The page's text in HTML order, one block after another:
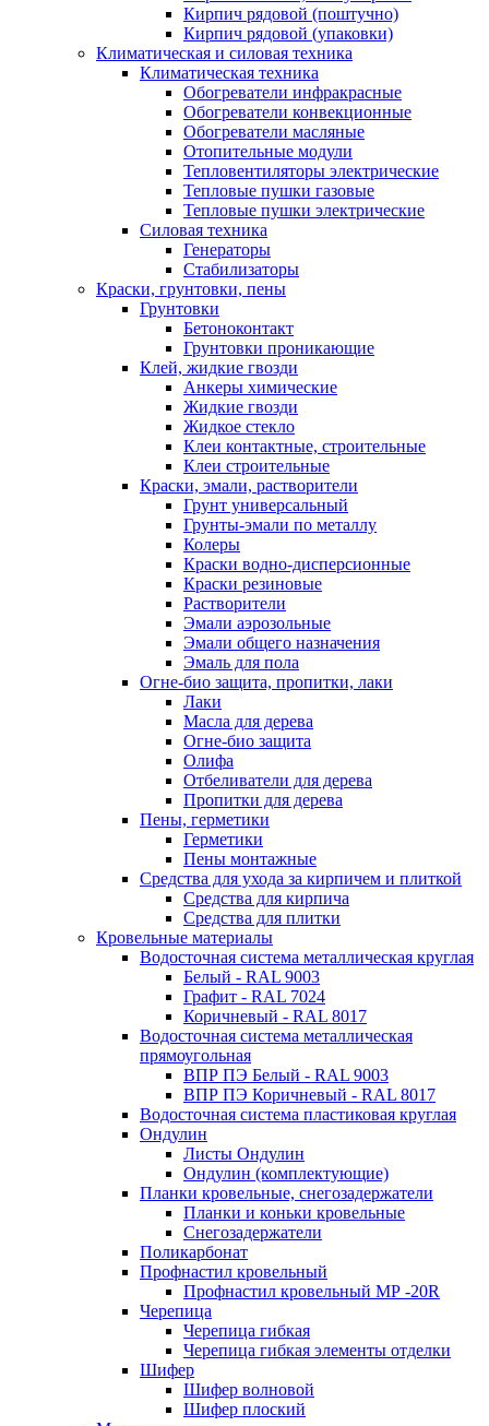
Кирпич рядовой (поштучно)
Кирпич рядовой (упаковки)
Климатическая и силовая техника
Климатическая техника
Обогреватели инфракрасные
Обогреватели конвекционные
Обогреватели масляные
Отопительные модули
Тепловентиляторы электрические
Тепловые пушки газовые
Тепловые пушки электрические
Силовая техника
Генераторы
Стабилизаторы
Краски, грунтовки, пены
Грунтовки
Бетоноконтакт
Грунтовки проникающие
Клей, жидкие гвозди
Анкеры химические
Жидкие гвозди
Жидкое стекло
Клеи контактные, строительные
Клеи строительные
Краски, эмали, растворители
Грунт универсальный
Грунты-эмали по металлу
Колеры
Краски водно-дисперсионные
Краски резиновые
Растворители
Эмали аэрозольные
Эмали общего назначения
Эмаль для пола
Огне-био защита, пропитки, лаки
Лаки
Масла для дерева
Огне-био защита
Олифа
Отбеливатели для дерева
Пропитки для дерева
Пены, герметики
Герметики
Пены монтажные
Средства для ухода за кирпичем и плиткой
Средства для кирпича
Средства для плитки
Кровельные материалы
Водосточная система металлическая круглая
Белый - RAL 9003
Графит - RAL 7024
Коричневый - RAL 8017
Водосточная система металлическая
прямоугольная
ВПР ПЭ Белый - RAL 9003
ВПР ПЭ Коричневый - RAL 8017
Водосточная система пластиковая круглая
Ондулин
Листы Ондулин
Ондулин (комплектующие)
Планки кровельные, снегозадержатели
Планки и коньки кровельные
Снегозадержатели
Поликарбонат
Профнастил кровельный
Профнастил кровельный МР -20R
Черепица
Черепица гибкая
Черепица гибкая элементы отделки
Шифер
Шифер волновой
Шифер плоский